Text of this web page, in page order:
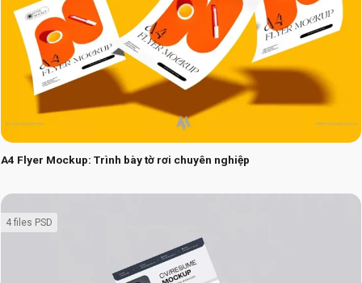
A4 Flyer Mockup: Trình bày tờ rơi chuyên nghiệp
4 files PSD